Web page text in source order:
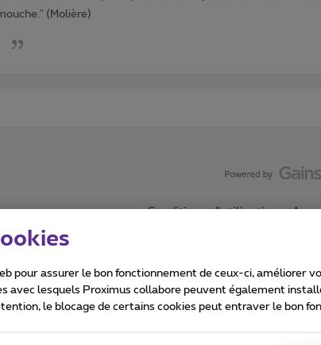
(Molière)
Conditions d'utilisation
droits réservés. ©2026Proximus
pour assurer le bon fonctionnement de ceux-ci,
avec lesquels Proximus collabore peuvent également
le blocage de certains cookies peut entraver le bon